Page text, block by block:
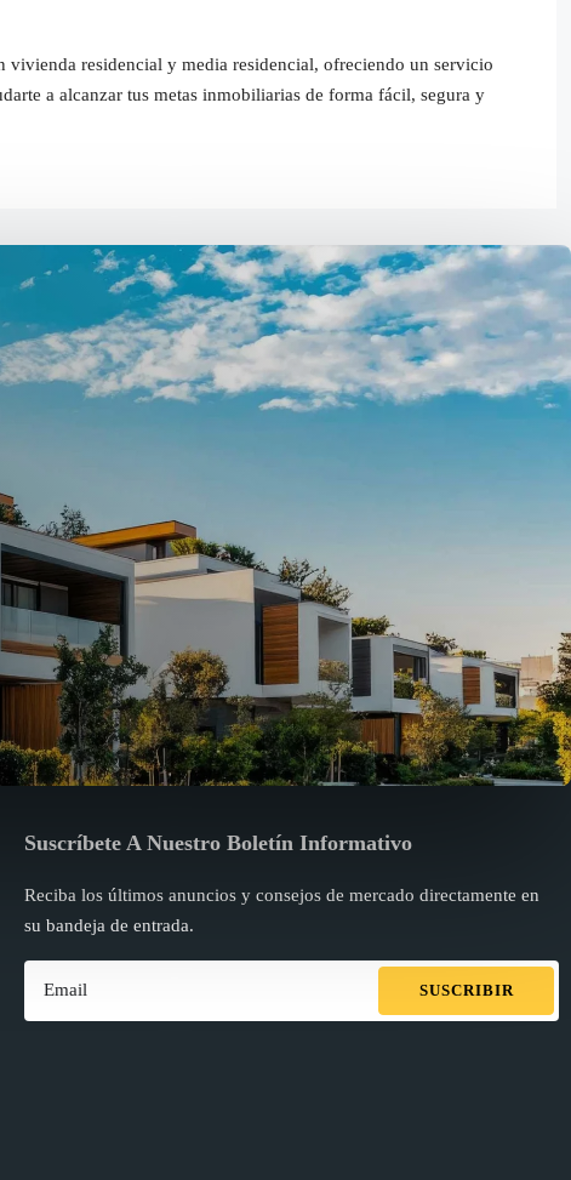
vivienda residencial y media residencial, ofreciendo un servicio
a alcanzar tus metas inmobiliarias de forma fácil, segura y
Suscríbete A Nuestro Boletín Informativo
Reciba los últimos anuncios y consejos de mercado directamente en
su bandeja de entrada.
SUSCRIBIR